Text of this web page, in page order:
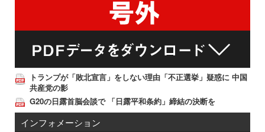
トランプが「敗北宣言」をしない理由「不正選挙」疑惑に 中国
共産党の影
G20の日露首脳会談で 「日露平和条約」締結の決断を
インフォメーション